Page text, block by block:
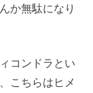
か無駄になり
コンドラとい
こちらはヒメ